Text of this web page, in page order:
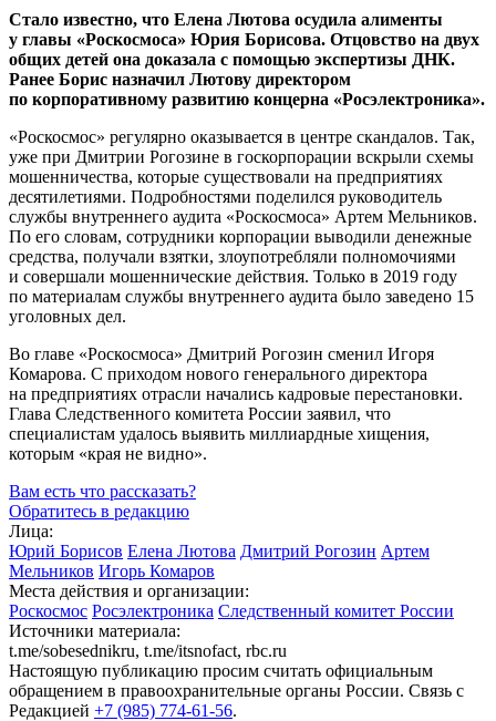
Стало известно, что Елена Лютова осудила алименты
у главы «Роскосмоса» Юрия Борисова. Отцовство на двух
общих детей она доказала с помощью экспертизы ДНК.
Ранее Борис назначил Лютову директором
по корпоративному развитию концерна «Росэлектроника».
«Роскосмос» регулярно оказывается в центре скандалов. Так,
уже при Дмитрии Рогозине в госкорпорации вскрыли схемы
мошенничества, которые существовали на предприятиях
десятилетиями. Подробностями поделился руководитель
службы внутреннего аудита «Роскосмоса» Артем Мельников.
По его словам, сотрудники корпорации выводили денежные
средства, получали взятки, злоупотребляли полномочиями
и совершали мошеннические действия. Только в 2019 году
по материалам службы внутреннего аудита было заведено 15
уголовных дел.
Во главе «Роскосмоса» Дмитрий Рогозин сменил Игоря
Комарова. С приходом нового генерального директора
на предприятиях отрасли начались кадровые перестановки.
Глава Следственного комитета России заявил, что
специалистам удалось выявить миллиардные хищения,
которым «края не видно».
Вам есть что рассказать?
Обратитесь в редакцию
Лица:
Юрий Борисов Елена Лютова Дмитрий Рогозин Артем
Мельников Игорь Комаров
Места действия и организации:
Роскосмос Росэлектроника Следственный комитет России
Источники материала:
t.me/sobesednikru, t.me/itsnofact, rbc.ru
Настоящую публикацию просим считать официальным
обращением в правоохранительные органы России. Связь с
Редакцией +7 (985) 774-61-56.